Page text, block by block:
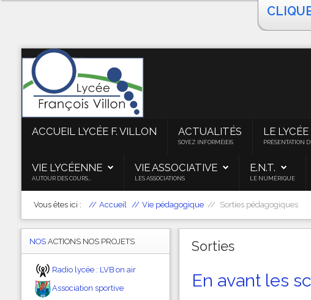
Accueil Lycée F. VILLON
Actualités
Le Lycée
Vie pédagogique
Vie associative
E.N.T.
ACCUEIL LYCÉE F. VILLON ACTUALITÉS
SOYEZ INFORMÉ(E)S
LE LYCÉE
PRÉSENTATION
VIE LYCÉENNE
AUTOUR DES COURS...
VIE ASSOCIATIVE
LES ASSOCIATIONS
E.N.T.
LE NUMÉRIQUE
Vous êtes ici : Accueil Vie pédagogique Sorties pédagogiques
Sorties
En avant les
NOS ACTIONS NOS PROJETS
Radio lycée : LVB on air
Association sportive